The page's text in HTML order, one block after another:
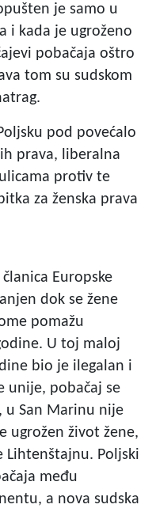
je samo u
i kada je ugroženo
pobačaja oštro
tom su sudskom
pod povećalo
prava, liberalna
protiv te
za ženska prava
Europske
dok se žene
pomažu
U toj maloj
bio je ilegalan i
unije, pobačaj se
u San Marinu nije
ugrožen život žene,
Lihtenštajnu. Poljski
među
a nova sudska